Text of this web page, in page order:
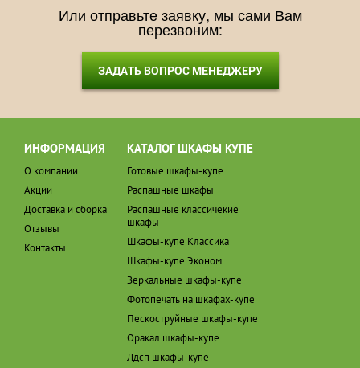
Или отправьте заявку, мы сами Вам
перезвоним:
ЗАДАТЬ ВОПРОС МЕНЕДЖЕРУ
ИНФОРМАЦИЯ
О компании
Акции
Доставка и сборка
Отзывы
Контакты
КАТАЛОГ ШКАФЫ КУПЕ
Готовые шкафы-купе
Распашные шкафы
Распашные классичекие
шкафы
Шкафы-купе Классика
Шкафы-купе Эконом
Зеркальные шкафы-купе
Фотопечать на шкафах-купе
Пескоструйные шкафы-купе
Оракал шкафы-купе
Лдсп шкафы-купе